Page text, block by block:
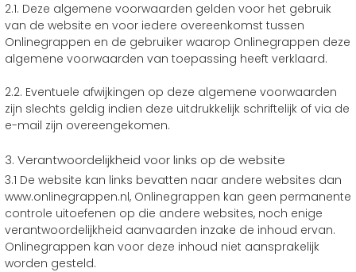
2.1. Deze algemene voorwaarden gelden voor het gebruik
van de website en voor iedere overeenkomst tussen
Onlinegrappen en de gebruiker waarop Onlinegrappen deze
algemene voorwaarden van toepassing heeft verklaard.
2.2. Eventuele afwijkingen op deze algemene voorwaarden
zijn slechts geldig indien deze uitdrukkelijk schriftelijk of via de
e-mail zijn overeengekomen.
3. Verantwoordelijkheid voor links op de website
3.1 De website kan links bevatten naar andere websites dan
www.onlinegrappen.nl, Onlinegrappen kan geen permanente
controle uitoefenen op die andere websites, noch enige
verantwoordelijkheid aanvaarden inzake de inhoud ervan.
Onlinegrappen kan voor deze inhoud niet aansprakelijk
worden gesteld.